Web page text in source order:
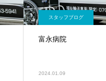
スタッフブログ
富永病院
2024.01.09